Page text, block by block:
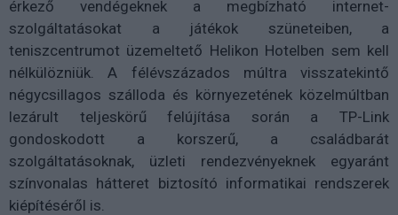
érkező vendégeknek a megbízható internet-
szolgáltatásokat a játékok szüneteiben, a
teniszcentrumot üzemeltető Helikon Hotelben sem kell
nélkülözniük. A félévszázados múltra visszatekintő
négycsillagos szálloda és környezetének közelmúltban
lezárult teljeskörű felújítása során a TP-Link
gondoskodott a korszerű, a családbarát
szolgáltatásoknak, üzleti rendezvényeknek egyaránt
színvonalas hátteret biztosító informatikai rendszerek
kiépítéséről is.